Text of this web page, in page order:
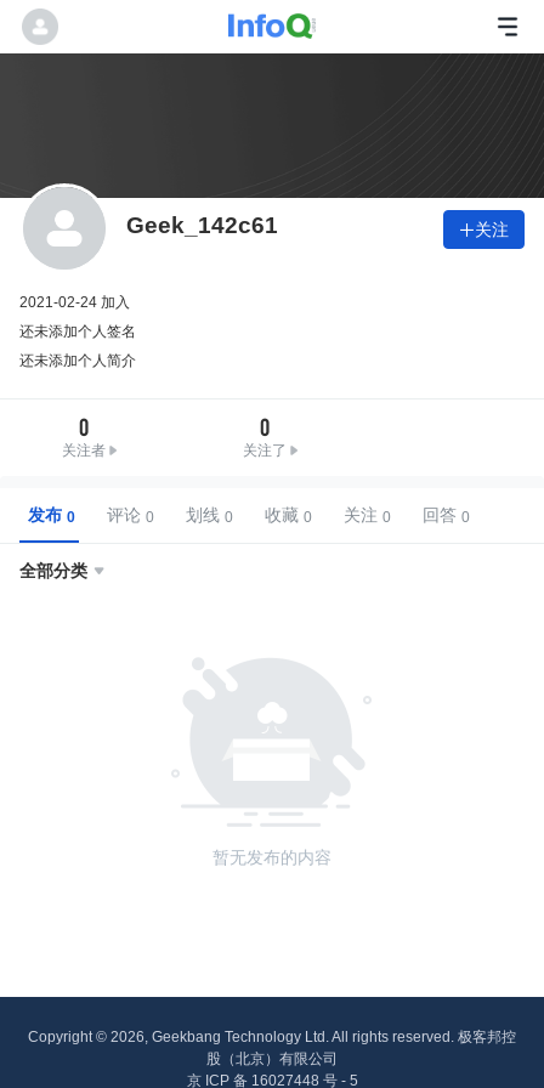
Geek_142c61 关注
2021-02-24 加入
还未添加个人签名
还未添加个人简介
0
关注者
0
关注了
发布 评论 划线 收藏 关注 回答
全部分类 
暂无发布的内容
Copyright © 2026, Geekbang Technology Ltd. All rights reserved. 极客邦控
股（北京）有限公司
京 ICP 备 16027448 号 - 5